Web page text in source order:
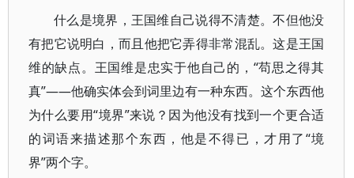
什么是境界，王国维自己说得不清楚。不但他没
有把它说明白，而且他把它弄得非常混乱。这是王国
维的缺点。王国维是忠实于他自己的，“苟思之得其
真”——他确实体会到词里边有一种东西。这个东西他
为什么要用“境界”来说？因为他没有找到一个更合适
的词语来描述那个东西，他是不得已，才用了“境
界”两个字。